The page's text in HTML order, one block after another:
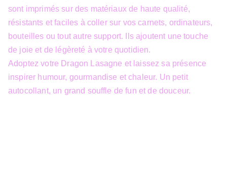
sont imprimés sur des matériaux de haute qualité,
résistants et faciles à coller sur vos carnets, ordinateurs,
bouteilles ou tout autre support. Ils ajoutent une touche
de joie et de légèreté à votre quotidien.
Adoptez votre Dragon Lasagne et laissez sa présence
inspirer humour, gourmandise et chaleur. Un petit
autocollant, un grand souffle de fun et de douceur.